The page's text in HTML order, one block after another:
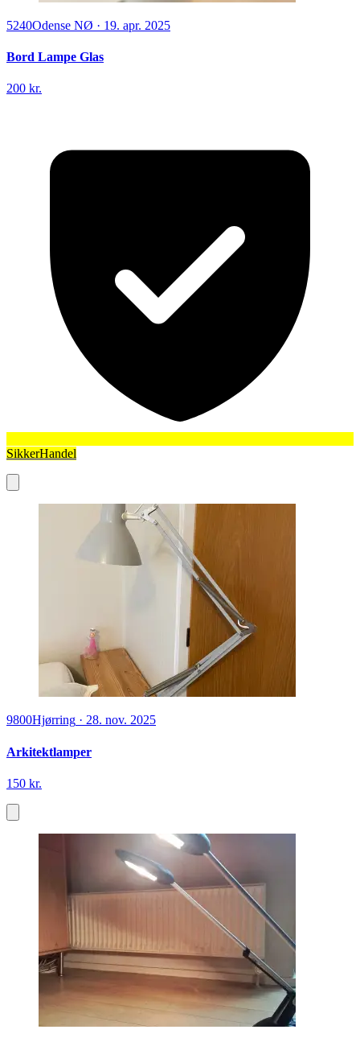
5240Odense NØ · 19. apr. 2025
Bord Lampe Glas
200 kr.
SikkerHandel
9800Hjørring · 28. nov. 2025
Arkitektlamper
150 kr.